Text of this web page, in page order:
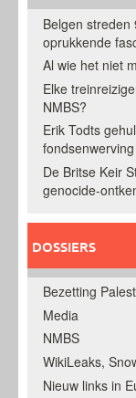
Belgen
oprukkende
Al wie het niet
Elke
NMBS?
Erik Todts
fondsenwerving
De Britse Keir
genocide-
DOSSIERS
Bezetting
Media
NMBS
WikiLeaks,
Nieuw links in